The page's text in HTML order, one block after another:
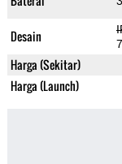
Desain
Harga (Sekitar)
Harga (Launch)